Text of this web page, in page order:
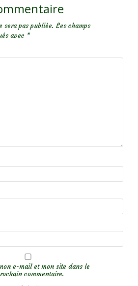
sera pas publiée. Les champs
avec *
e-mail et mon site dans le
commentaire.